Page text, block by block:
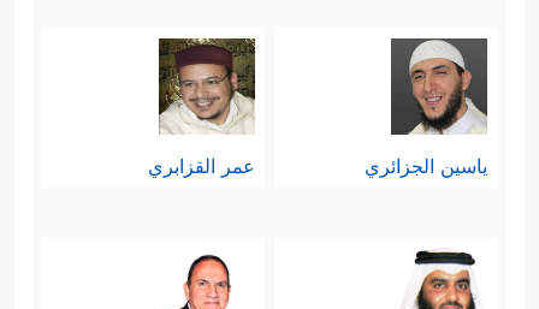
ياسين الجزائري عمر القزابري